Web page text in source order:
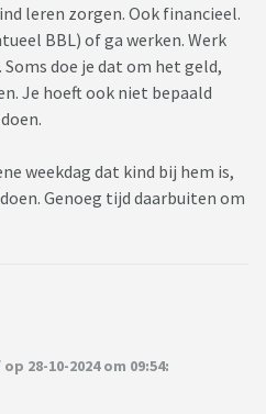
leren zorgen. Ook financieel.
BBL) of ga werken. Werk
doe je dat om het geld,
Je hoeft ook niet bepaald
weekdag dat kind bij hem is,
Genoeg tijd daarbuiten om
28-10-2024 om 09:54: